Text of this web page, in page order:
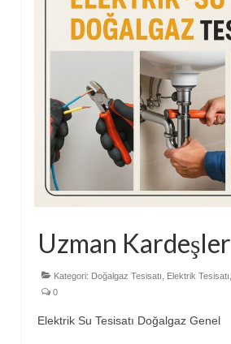
Uzman Kardeşler
Kategori: Doğalgaz Tesisatı Elektrik Tesisatı
0
Elektrik Su Tesisatı Doğalgaz Genel